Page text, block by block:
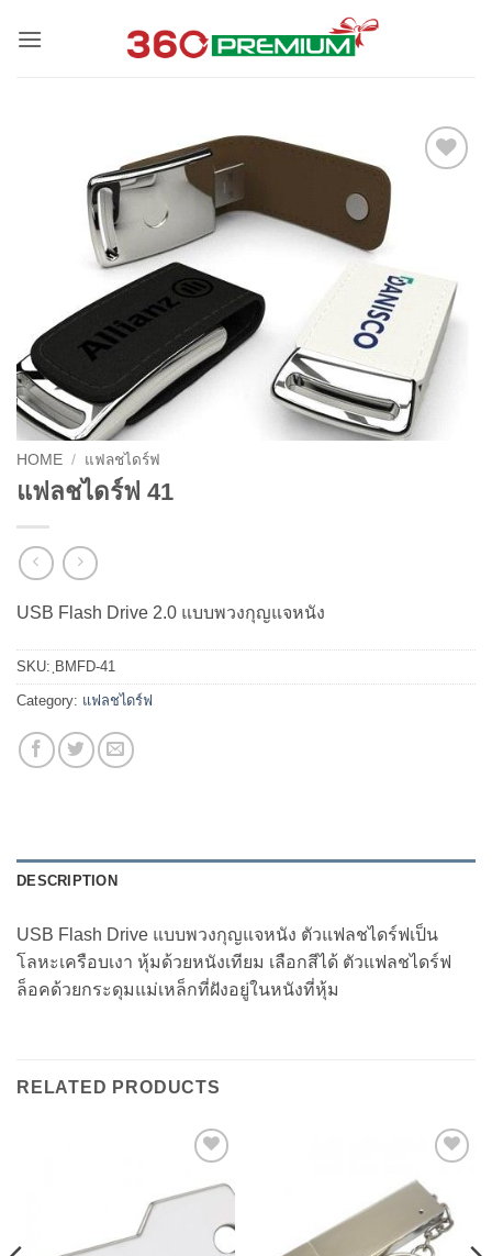
HOME / แฟลชไดร์ฟ
แฟลชไดร์ฟ 41
USB Flash Drive 2.0 แบบพวงกุญแจหนัง
SKU: ฺBMFD-41
Category: แฟลชไดร์ฟ
DESCRIPTION
USB Flash Drive แบบพวงกุญแจหนัง ตัวแฟลชไดร์ฟเป็น
โลหะเครือบเงา หุ้มด้วยหนังเทียม เลือกสีได้ ตัวแฟลชไดร์ฟ
ล็อคด้วยกระดุมแม่เหล็กที่ฝังอยู่ในหนังที่หุ้ม
RELATED PRODUCTS
Wishlist
Wishlist